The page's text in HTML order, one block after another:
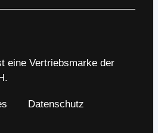
eine Vertriebsmarke der
Datenschutz